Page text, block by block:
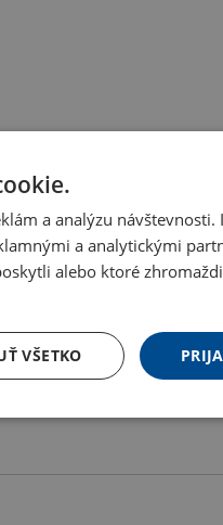
a analýzu návštevnosti.
a analytickými
alebo ktoré
VŠETKO